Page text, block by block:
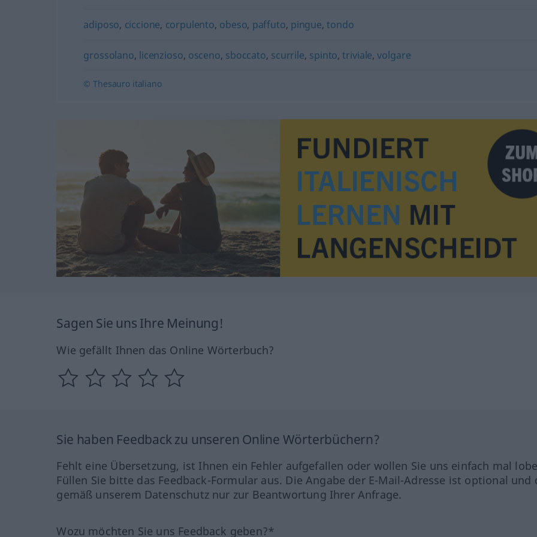
adiposo, ciccione, corpulento, obeso, paffuto, pingue,tondo
grossolano, licenzioso, osceno, sboccato, scurrile, spinto,triviale,volgare
© Thesauro italiano
Sagen Sie uns Ihre Meinung!
Wie gefällt Ihnen das Online Wörterbuch?
Sie haben Feedback zu unseren Online Wörterbüchern?
Fehlt eine Übersetzung, ist Ihnen ein Fehler aufgefallen oder wollen Sie uns einfach mal
Füllen Sie bitte das Feedback-Formular aus. Die Angabe der E-Mail-Adresse ist optional und
gemäß unserem Datenschutz nur zur Beantwortung Ihrer Anfrage.
Wozu möchten Sie uns Feedback geben?*